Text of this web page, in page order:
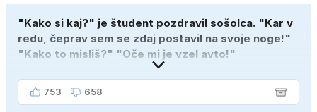
"Kako si kaj?" je študent pozdravil sošolca. "Kar v
redu, čeprav sem se zdaj postavil na svoje noge!"
"Kako to misliš?" "Oče mi je vzel avto!"
753 658